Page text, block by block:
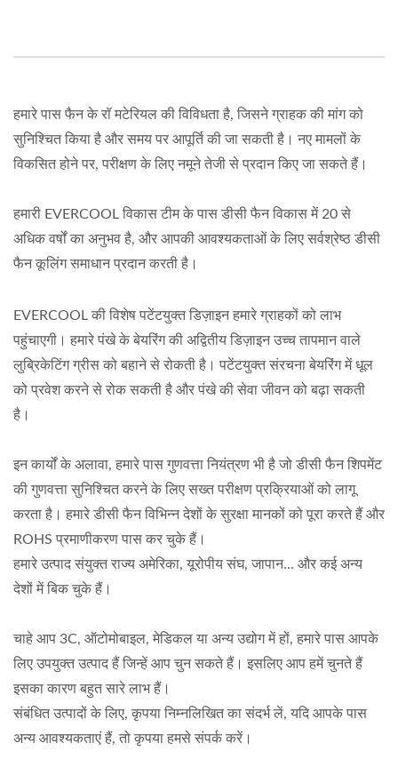
हमारे पास फैन के रॉ मटेरियल की विविधता है, जिसने ग्राहक की मांग को
सुनिश्चित किया है और समय पर आपूर्ति की जा सकती है। नए मामलों के
विकसित होने पर, परीक्षण के लिए नमूने तेजी से प्रदान किए जा सकते हैं।
हमारी EVERCOOL विकास टीम के पास डीसी फैन विकास में 20 से
अधिक वर्षों का अनुभव है, और आपकी आवश्यकताओं के लिए सर्वश्रेष्ठ डीसी
फैन कूलिंग समाधान प्रदान करती है।
EVERCOOL की विशेष पटेंटयुक्त डिज़ाइन हमारे ग्राहकों को लाभ
पहुंचाएगी। हमारे पंखे के बेयरिंग की अद्वितीय डिज़ाइन उच्च तापमान वाले
लुब्रिकेटिंग ग्रीस को बहाने से रोकती है। पटेंटयुक्त संरचना बेयरिंग में धूल
को प्रवेश करने से रोक सकती है और पंखे की सेवा जीवन को बढ़ा सकती
है।
इन कार्यों के अलावा, हमारे पास गुणवत्ता नियंत्रण भी है जो डीसी फैन शिपमेंट
की गुणवत्ता सुनिश्चित करने के लिए सख्त परीक्षण प्रक्रियाओं को लागू
करता है। हमारे डीसी फैन विभिन्न देशों के सुरक्षा मानकों को पूरा करते हैं और
ROHS प्रमाणीकरण पास कर चुके हैं।
हमारे उत्पाद संयुक्त राज्य अमेरिका, यूरोपीय संघ, जापान... और कई अन्य
देशों में बिक चुके हैं।
चाहे आप 3C, ऑटोमोबाइल, मेडिकल या अन्य उद्योग में हों, हमारे पास आपके
लिए उपयुक्त उत्पाद हैं जिन्हें आप चुन सकते हैं। इसलिए आप हमें चुनते हैं
इसका कारण बहुत सारे लाभ हैं।
संबंधित उत्पादों के लिए, कृपया निम्नलिखित का संदर्भ लें, यदि आपके पास
अन्य आवश्यकताएं हैं, तो कृपया हमसे संपर्क करें।